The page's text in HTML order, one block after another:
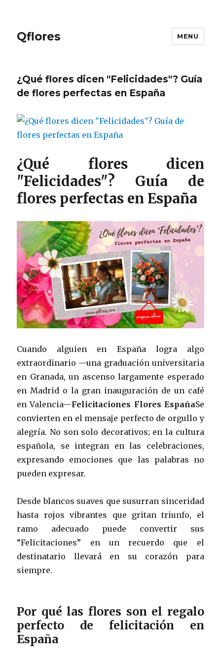
Qflores MENU
¿Qué flores dicen "Felicidades"? Guía
de flores perfectas en España
¿Qué flores dicen
"Felicidades"? Guía de
flores perfectas en España
Cuando alguien en España logra algo
extraordinario —una graduación universitaria
en Granada, un ascenso largamente esperado
en Madrid o la gran inauguración de un café
en Valencia—Felicitaciones Flores EspañaSe
convierten en el mensaje perfecto de orgullo y
alegría. No son solo decorativos; en la cultura
española, se integran en las celebraciones,
expresando emociones que las palabras no
pueden expresar.
Desde blancos suaves que susurran sinceridad
hasta rojos vibrantes que gritan triunfo, el
ramo adecuado puede convertir sus
“Felicitaciones” en un recuerdo que el
destinatario llevará en su corazón para
siempre.
Por qué las flores son el regalo
perfecto de felicitación en
España